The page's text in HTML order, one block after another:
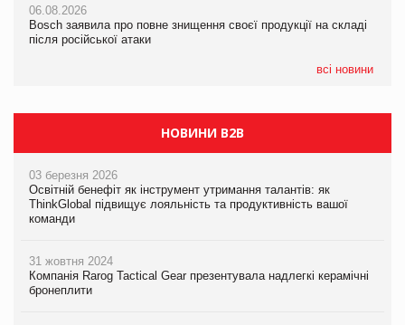
06.08.2026
Bosch заявила про повне знищення своєї продукції на складі
після російської атаки
всі новини
06.08.2026
Bosch заявила про повне знищення своєї продукції на складі
після російської атаки
06.08.2026
Bosch заявила про повне знищення своєї продукції на складі
після російської атаки
НОВИНИ B2B
03 березня 2026
Освітній бенефіт як інструмент утримання талантів: як
ThinkGlobal підвищує лояльність та продуктивність вашої
команди
31 жовтня 2024
Компанія Rarog Tactical Gear презентувала надлегкі керамічні
бронеплити